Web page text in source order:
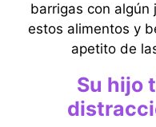
barrigas con algún
estos alimentos y
apetito de
Su hijo